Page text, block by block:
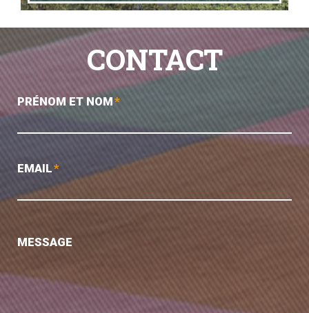
CONTACT
PRÉNOM ET NOM*
EMAIL*
MESSAGE